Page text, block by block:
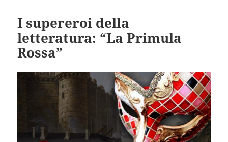
I supereroi della
letteratura: “La Primula
Rossa”